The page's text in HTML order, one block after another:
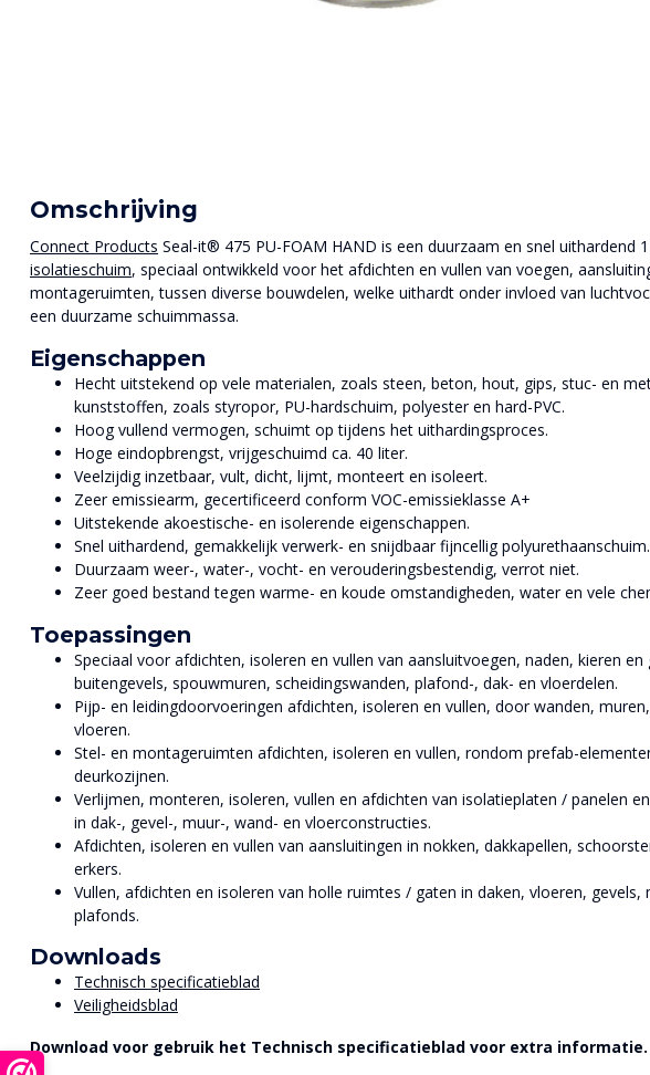
Omschrijving
Connect Products Seal-it® 475 PU-FOAM HAND is een duurzaam en snel uithardend
isolatieschuim, speciaal ontwikkeld voor het afdichten en vullen van voegen,
montageruimten, tussen diverse bouwdelen, welke uithardt onder invloed van
een duurzame schuimmassa.
Eigenschappen
Hecht uitstekend op vele materialen, zoals steen, beton, hout, gips, stuc- en
kunststoffen, zoals styropor, PU-hardschuim, polyester en hard-PVC.
Hoog vullend vermogen, schuimt op tijdens het uithardingsproces.
Hoge eindopbrengst, vrijgeschuimd ca. 40 liter.
Veelzijdig inzetbaar, vult, dicht, lijmt, monteert en isoleert.
Zeer emissiearm, gecertificeerd conform VOC-emissieklasse A+
Uitstekende akoestische- en isolerende eigenschappen.
Snel uithardend, gemakkelijk verwerk- en snijdbaar fijncellig polyurethaanschuim.
Duurzaam weer-, water-, vocht- en verouderingsbestendig, verrot niet.
Zeer goed bestand tegen warme- en koude omstandigheden, water en vele
Toepassingen
Speciaal voor afdichten, isoleren en vullen van aansluitvoegen, naden, kieren en
buitengevels, spouwmuren, scheidingswanden, plafond-, dak- en vloerdelen.
Pijp- en leidingdoorvoeringen afdichten, isoleren en vullen, door wanden,
vloeren.
Stel- en montageruimten afdichten, isoleren en vullen, rondom prefab-
deurkozijnen.
Verlijmen, monteren, isoleren, vullen en afdichten van isolatieplaten / panelen
in dak-, gevel-, muur-, wand- en vloerconstructies.
Afdichten, isoleren en vullen van aansluitingen in nokken, dakkapellen,
erkers.
Vullen, afdichten en isoleren van holle ruimtes / gaten in daken, vloeren, gevels,
plafonds.
Downloads
Technisch specificatieblad
Veiligheidsblad
Download voor gebruik het Technisch specificatieblad voor extra informatie.